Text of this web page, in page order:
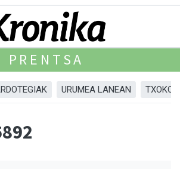
PRENTSA
URUMEA LANEAN